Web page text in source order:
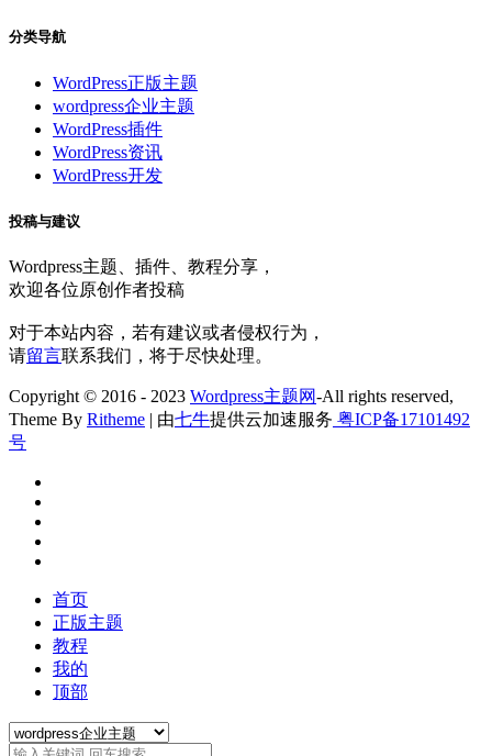
分类导航
WordPress正版主题
wordpress企业主题
WordPress插件
WordPress资讯
WordPress开发
投稿与建议
Wordpress主题、插件、教程分享，
欢迎各位原创作者投稿
对于本站内容，若有建议或者侵权行为，
请留言联系我们，将于尽快处理。
Copyright © 2016 - 2023 Wordpress主题网-All rights reserved,
Theme By Ritheme | 由七牛提供云加速服务 粤ICP备17101492
号
首页
正版主题
教程
我的
顶部